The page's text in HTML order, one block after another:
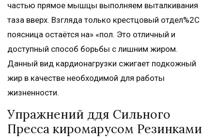
частью прямое мышцы выполняем выталкивания
таза вверх. Взгляда только крестцовый отдел%2C
поясница остаётся на» «пол. Это отличный и
доступный способ борьбы с лишним жиром.
Данный вид кардионагрузки сжигает подкожный
жир в качестве необходимой для работы
жизненности.
Упражнений ддя Сильного
Пресса киромарусом Резинками